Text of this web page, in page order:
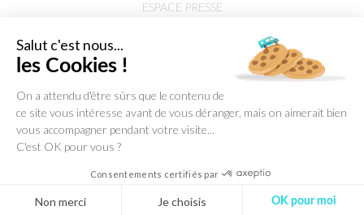
ESPACE PRESSE
Salut c'est nous...
les Cookies !
On a attendu d'être sûrs que le contenu de
ce site vous intéresse avant de vous déranger, mais on aimerait bien
vous accompagner pendant votre visite...
C'est OK pour vous ?
Consentements certifiés par
Non merci Je choisis OK pour moi